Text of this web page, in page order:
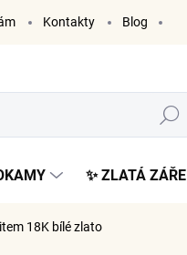
Kontakty Blog
Hledat
✨ ZLATÁ ZÁŘE
18K bílé zlato